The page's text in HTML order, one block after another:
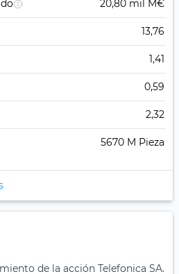
20,80 mil M€
13,76
1,41
0,59
2,32
5670 M Pieza
de la acción Telefonica SA.